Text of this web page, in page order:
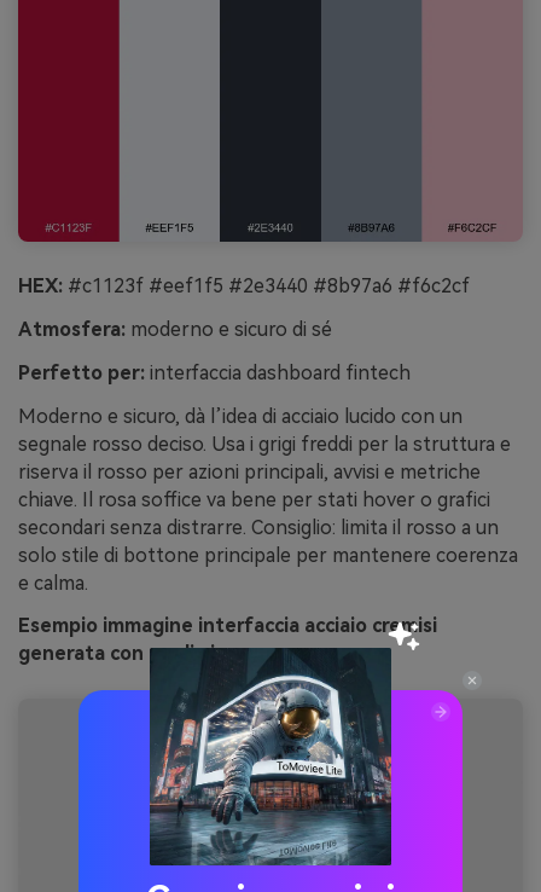
HEX: #c1123f #eef1f5 #2e3440 #8b97a6 #f6c2cf
Atmosfera: moderno e sicuro di sé
Perfetto per: interfaccia dashboard fintech
Moderno e sicuro, dà l’idea di acciaio lucido con un
segnale rosso deciso. Usa i grigi freddi per la struttura e
riserva il rosso per azioni principali, avvisi e metriche
chiave. Il rosa soffice va bene per stati hover o grafici
secondari senza distrarre. Consiglio: limita il rosso a un
solo stile di bottone principale per mantenere coerenza
e calma.
Esempio immagine interfaccia acciaio cremisi
generata con media.io